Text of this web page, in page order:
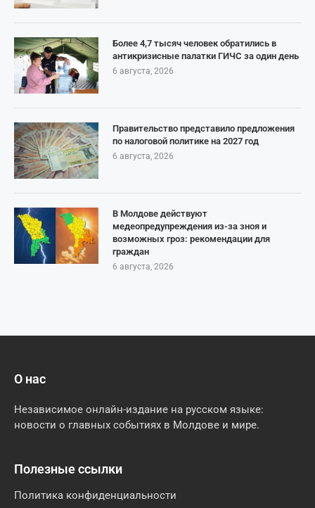
Более 4,7 тысяч человек обратились в
антикризисные палатки ГИЧС за один день
6 августа, 2026
Правительство представило предложения
по налоговой политике на 2027 год
6 августа, 2026
В Молдове действуют
медеопредупреждения из-за зноя и
возможных гроз: рекомендации для
граждан
6 августа, 2026
О нас
Независимое онлайн-издание на русском языке:
новости о главных событиях в Молдове и мире.
Полезные ссылки
Политика конфиденциальности